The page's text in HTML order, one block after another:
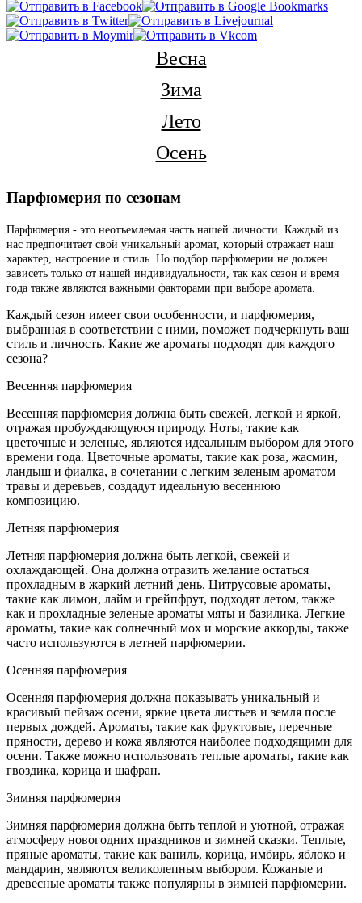
Весна
Зима
Лето
Осень
Парфюмерия по сезонам
Парфюмерия - это неотъемлемая часть нашей личности. Каждый из
нас предпочитает свой уникальный аромат, который отражает наш
характер, настроение и стиль. Но подбор парфюмерии не должен
зависеть только от нашей индивидуальности, так как сезон и время
года также являются важными факторами при выборе аромата.
Каждый сезон имеет свои особенности, и парфюмерия,
выбранная в соответствии с ними, поможет подчеркнуть ваш
стиль и личность. Какие же ароматы подходят для каждого
сезона?
Весенняя парфюмерия
Весенняя парфюмерия должна быть свежей, легкой и яркой,
отражая пробуждающуюся природу. Ноты, такие как
цветочные и зеленые, являются идеальным выбором для этого
времени года. Цветочные ароматы, такие как роза, жасмин,
ландыш и фиалка, в сочетании с легким зеленым ароматом
травы и деревьев, создадут идеальную весеннюю
композицию.
Летняя парфюмерия
Летняя парфюмерия должна быть легкой, свежей и
охлаждающей. Она должна отразить желание остаться
прохладным в жаркий летний день. Цитрусовые ароматы,
такие как лимон, лайм и грейпфрут, подходят летом, также
как и прохладные зеленые ароматы мяты и базилика. Легкие
ароматы, такие как солнечный мох и морские аккорды, также
часто используются в летней парфюмерии.
Осенняя парфюмерия
Осенняя парфюмерия должна показывать уникальный и
красивый пейзаж осени, яркие цвета листьев и земля после
первых дождей. Ароматы, такие как фруктовые, перечные
пряности, дерево и кожа являются наиболее подходящими для
осени. Также можно использовать теплые ароматы, такие как
гвоздика, корица и шафран.
Зимняя парфюмерия
Зимняя парфюмерия должна быть теплой и уютной, отражая
атмосферу новогодних праздников и зимней сказки. Теплые,
пряные ароматы, такие как ваниль, корица, имбирь, яблоко и
мандарин, являются великолепным выбором. Кожаные и
древесные ароматы также популярны в зимней парфюмерии.